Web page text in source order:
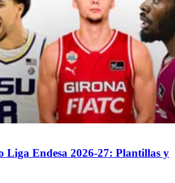
Liga Endesa 2026-27: Plantillas y